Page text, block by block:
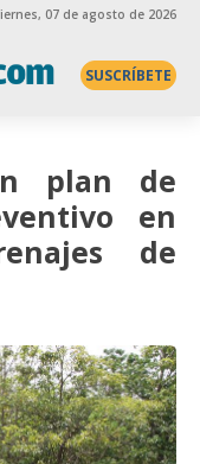
, 07 de agosto de 2026
SUSCRÍBETE
plan de
en
de